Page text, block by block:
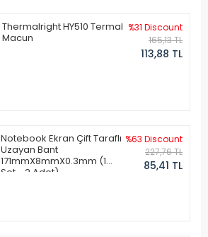
Thermalright HY510 Termal
Macun
%31 Discount
165,13 TL
113,88 TL
Notebook Ekran Çift Taraflı
Uzayan Bant
171mmX8mmX0.3mm (1
Set - 2 Adet)
%63 Discount
227,76 TL
85,41 TL